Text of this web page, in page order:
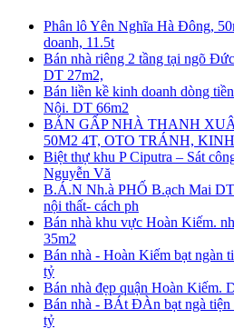
Phân lô Yên Nghĩa Hà Đông,
doanh, 11.5t
Bán nhà riêng 2 tầng tại ngõ
DT 27m2,
Bán liền kề kinh doanh dòng
Nội. DT 66m2
BÁN GẤP NHÀ THANH
50M2 4T, OTO TRÁNH, KINH
Biệt thự khu P Ciputra – Sát
Nguyễn Vă
B.Á.N Nh.à PHỐ B.ạch Mai
nội thất- cách ph
Bán nhà khu vực Hoàn Kiếm.
35m2
Bán nhà - Hoàn Kiếm bạt ngàn
tỷ
Bán nhà đẹp quận Hoàn Kiếm.
Bán nhà - BÁt ĐÀn bạt ngà tiện
tỷ